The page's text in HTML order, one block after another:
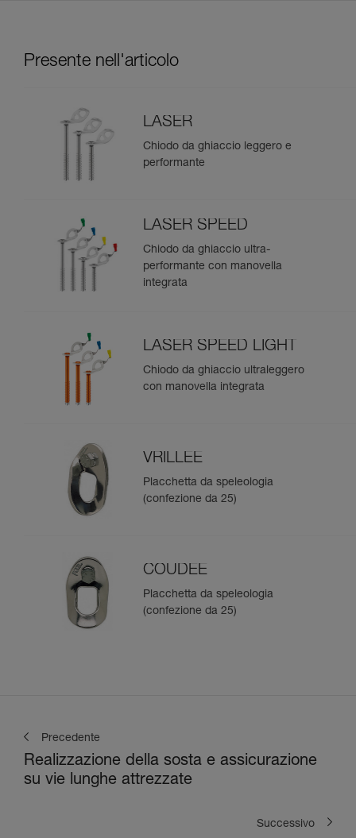
Presente nell'articolo
LASER
Chiodo da ghiaccio leggero e
performante
LASER SPEED
Chiodo da ghiaccio ultra-
performante con manovella
integrata
LASER SPEED LIGHT
Chiodo da ghiaccio ultraleggero
con manovella integrata
VRILLEE
Placchetta da speleologia
(confezione da 25)
COUDEE
Placchetta da speleologia
(confezione da 25)
Precedente
Realizzazione della sosta e assicurazione
su vie lunghe attrezzate
Successivo